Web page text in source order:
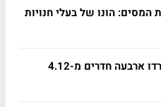
הונו של בעלי חנויות
תל בנימין: באותו בניין ירדו ארבעה חדרים מ-4.12